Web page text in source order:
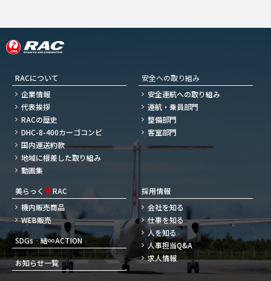
RACについて
企業情報
代表挨拶
RACの歴史
DHC-8-400カーゴコンビ
国内運送約款
地域に根差した取り組み
動画集
安全への取り組み
安全運航への取り組み
運航・乗員部門
整備部門
客室部門
美らっく ♥RAC
機内販売商品
WEB販売
SDGs‐結∞ACTION
お知らせ一覧
採用情報
会社を知る
仕事を知る
人を知る
人事担当Q&A
求人情報